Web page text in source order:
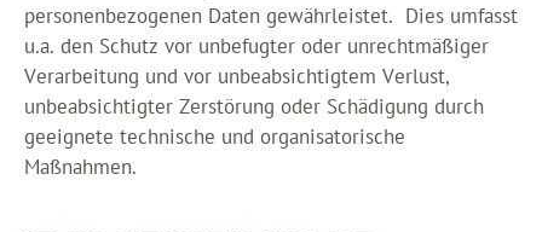
personenbezogenen Daten gewährleistet. Dies umfasst
u.a. den Schutz vor unbefugter oder unrechtmäßiger
Verarbeitung und vor unbeabsichtigtem Verlust,
unbeabsichtigter Zerstörung oder Schädigung durch
geeignete technische und organisatorische
Maßnahmen.